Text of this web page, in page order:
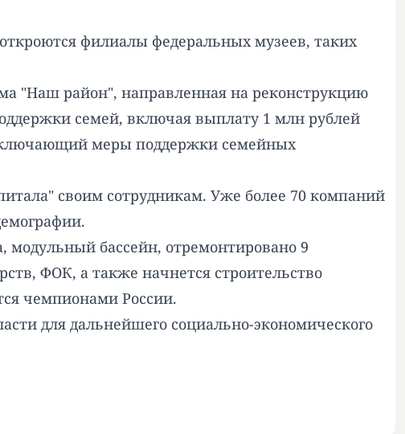
филиалы федеральных музеев, таких
"Наш район", направленная на реконструкцию
семей, включая выплату 1 млн рублей
меры поддержки семейных
своим сотрудникам. Уже более 70 компаний
модульный бассейн, отремонтировано 9
ФОК, а также начнется строительство
чемпионами России.
для дальнейшего социально-экономического